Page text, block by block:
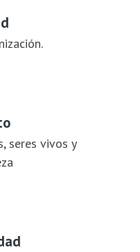
seres vivos y